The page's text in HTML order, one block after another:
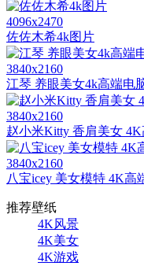
4096x2470
佐佐木希4k图片
3840x2160
江琴 养眼美女4k高端电
3840x2160
赵小米Kitty 香肩美女
3840x2160
八宝icey 美女模特 4K高
推荐壁纸
4K风景
4K美女
4K游戏